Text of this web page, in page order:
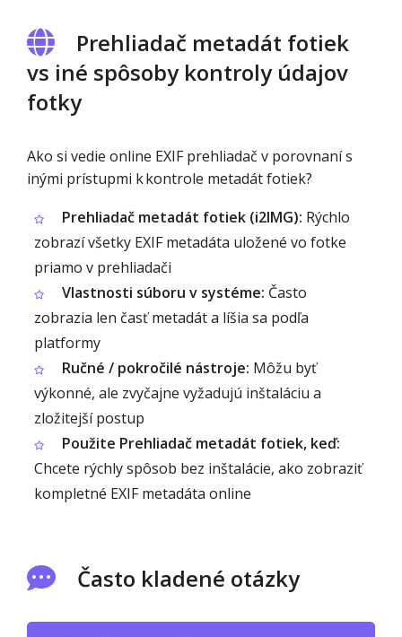
Prehliadač metadát fotiek
vs iné spôsoby kontroly údajov
fotky
Ako si vedie online EXIF prehliadač v porovnaní s
inými prístupmi k kontrole metadát fotiek?
Prehliadač metadát fotiek (i2IMG): Rýchlo
zobrazí všetky EXIF metadáta uložené vo fotke
priamo v prehliadači
Vlastnosti súboru v systéme: Často
zobrazia len časť metadát a líšia sa podľa
platformy
Ručné / pokročilé nástroje: Môžu byť
výkonné, ale zvyčajne vyžadujú inštaláciu a
zložitejší postup
Použite Prehliadač metadát fotiek, keď:
Chcete rýchly spôsob bez inštalácie, ako zobraziť
kompletné EXIF metadáta online
Často kladené otázky